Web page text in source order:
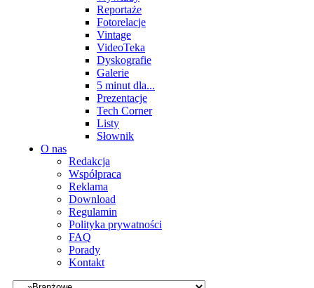
Reportaże
Fotorelacje
Vintage
VideoTeka
Dyskografie
Galerie
5 minut dla...
Prezentacje
Tech Corner
Listy
Słownik
O nas
Redakcja
Współpraca
Reklama
Download
Regulamin
Polityka prywatności
FAQ
Porady
Kontakt